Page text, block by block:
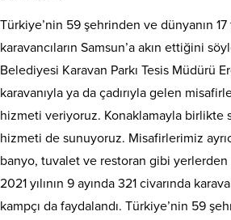
Türkiye’nin 59 şehrinden ve dünyanın
karavancıların Samsun’a akın ettiğini
Belediyesi Karavan Parkı Tesis Müdürü
karavanıyla ya da çadırıyla gelen
hizmeti veriyoruz. Konaklamayla birlikte
hizmeti de sunuyoruz. Misafirlerimiz
banyo, tuvalet ve restoran gibi yerlerden
2021 yılının 9 ayında 321 civarında
kampçı da faydalandı. Türkiye’nin 59